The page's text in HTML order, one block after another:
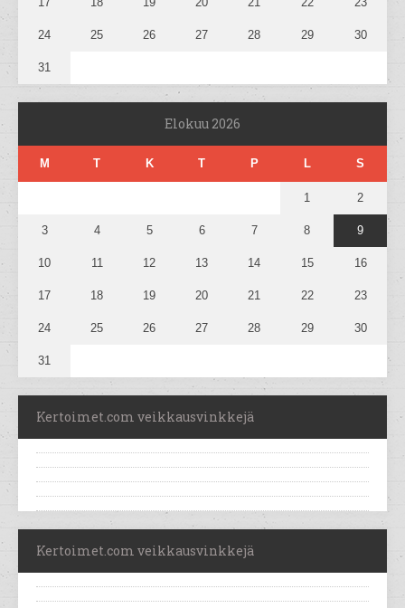
24 25 26 27 28 29 30
31
Elokuu 2026
M T K T P L S
1 2
3 4 5 6 7 8 9
10 11 12 13 14 15 16
17 18 19 20 21 22 23
24 25 26 27 28 29 30
31
Kertoimet.com veikkausvinkkejä
Kertoimet.com veikkausvinkkejä